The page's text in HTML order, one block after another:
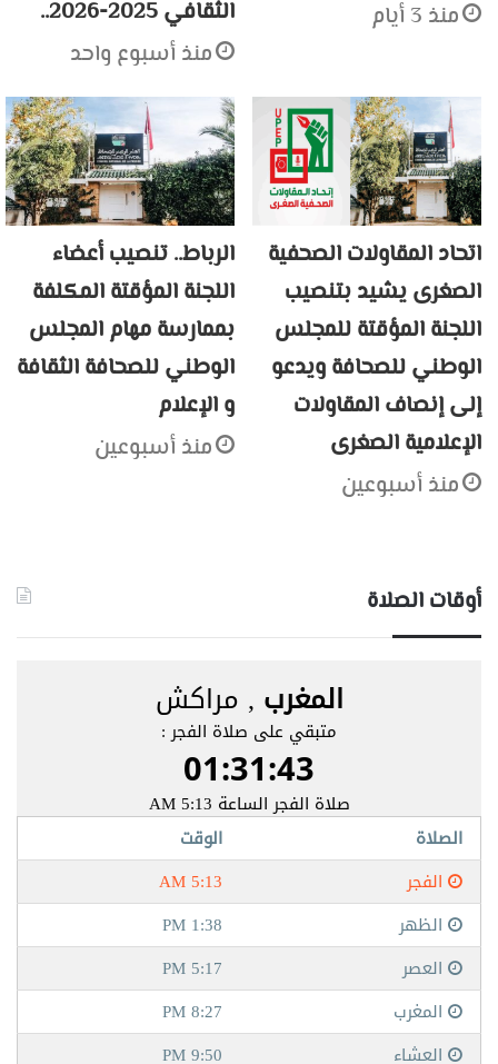
منذ 3 أيام
الثقافي 2025-2026..
منذ أسبوع واحد
اتحاد المقاولات الصحفية
الصغرى يشيد بتنصيب
اللجنة المؤقتة للمجلس
الوطني للصحافة ويدعو
إلى إنصاف المقاولات
الإعلامية الصغرى
منذ أسبوعين
الرباط.. تنصيب أعضاء
اللجنة المؤقتة المكلفة
بممارسة مهام المجلس
الوطني للصحافة الثقافة
و الإعلام
منذ أسبوعين
أوقات الصلاة